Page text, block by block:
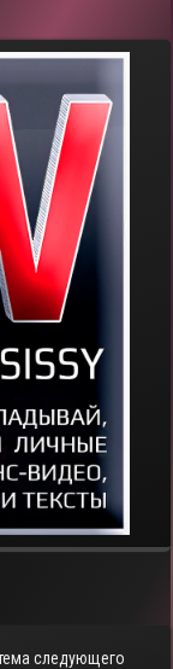
следующего